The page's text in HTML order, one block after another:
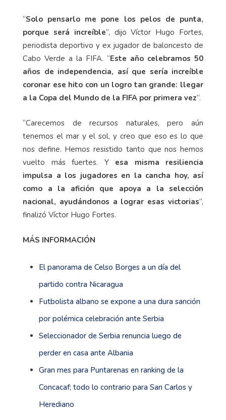
“Solo pensarlo me pone los pelos de punta,
porque será increíble”, dijo Víctor Hugo Fortes,
periodista deportivo y ex jugador de baloncesto de
Cabo Verde a la FIFA. “Este año celebramos 50
años de independencia, así que sería increíble
coronar ese hito con un logro tan grande: llegar
a la Copa del Mundo de la FIFA por primera vez”.
“Carecemos de recursos naturales, pero aún
tenemos el mar y el sol, y creo que eso es lo que
nos define. Hemos resistido tanto que nos hemos
vuelto más fuertes. Y esa misma resiliencia
impulsa a los jugadores en la cancha hoy, así
como a la afición que apoya a la selección
nacional, ayudándonos a lograr esas victorias”,
finalizó Víctor Hugo Fortes.
MÁS INFORMACIÓN
El panorama de Celso Borges a un día del
partido contra Nicaragua
Futbolista albano se expone a una dura sanción
por polémica celebración ante Serbia
Seleccionador de Serbia renuncia luego de
perder en casa ante Albania
Gran mes para Puntarenas en ranking de la
Concacaf; todo lo contrario para San Carlos y
Herediano